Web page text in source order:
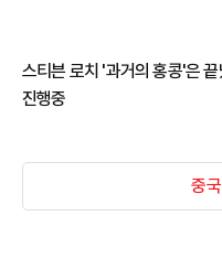
스티븐 로치 '과거의 홍콩'은
진행중
중